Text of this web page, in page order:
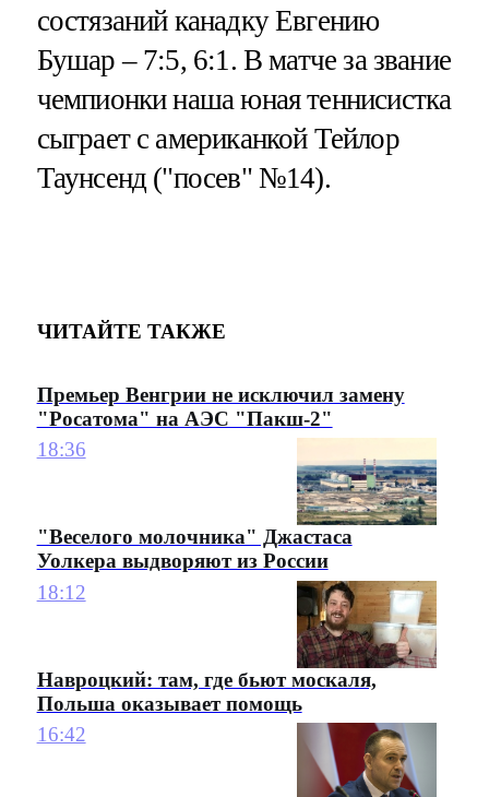
состязаний канадку Евгению
Бушар – 7:5, 6:1. В матче за звание
чемпионки наша юная теннисистка
сыграет с американкой Тейлор
Таунсенд ("посев" №14).
ЧИТАЙТЕ ТАКЖЕ
Премьер Венгрии не исключил замену
"Росатома" на АЭС "Пакш-2"
18:36
"Веселого молочника" Джастаса
Уолкера выдворяют из России
18:12
Навроцкий: там, где бьют москаля,
Польша оказывает помощь
16:42